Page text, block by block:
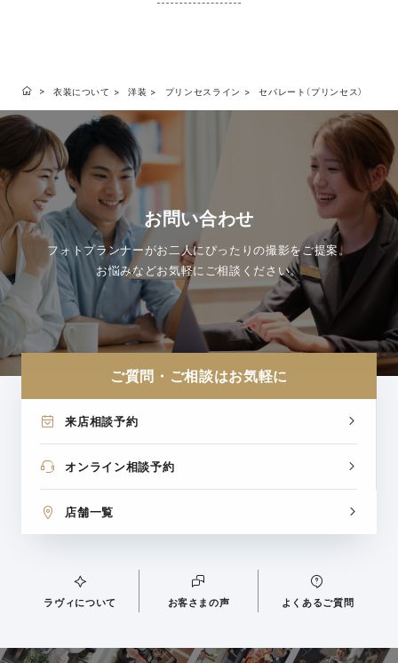
衣装について 洋装 プリンセスライン セパレート（プリンセス）
お問い合わせ
フォトプランナーがお二人にぴったりの撮影をご提案。
お悩みなどお気軽にご相談ください。
ご質問・ご相談はお気軽に
来店相談予約
オンライン相談予約
店舗一覧
ラヴィについて お客さまの声 よくあるご質問